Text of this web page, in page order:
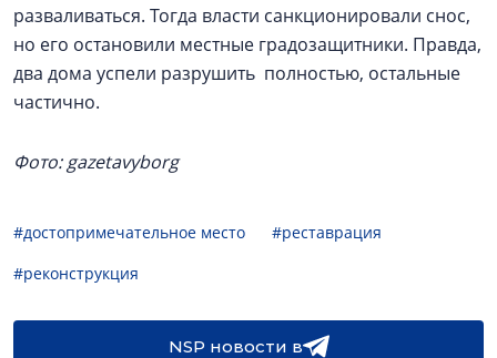
разваливаться. Тогда власти санкционировали снос,
но его остановили местные градозащитники. Правда,
два дома успели разрушить полностью, остальные
частично.
Фото: gazetavyborg
#достопримечательное место
#реставрация
#реконструкция
NSP новости в